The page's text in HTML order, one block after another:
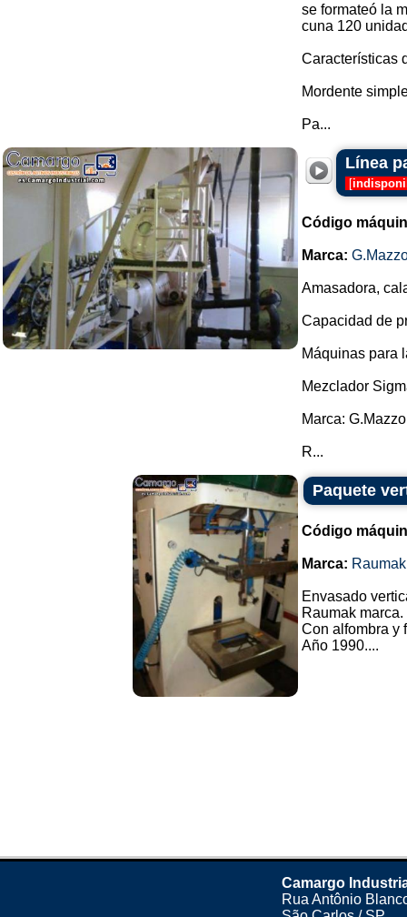
se formateó la
cuna 120
Características
Mordente
Pa...
Línea
[
Código
Marca:
Amasadora,
Capacidad de
Máquinas para
Mezclador
Marca:
R...
Paquete
Código
Marca: Raumak
Envasado
Raumak marca.
Con alfombra y
Año 1990....
Camargo
Rua Antônio